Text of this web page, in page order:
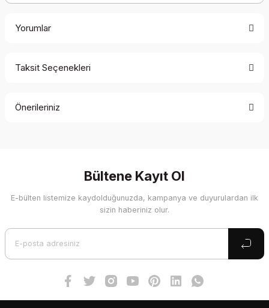
Yorumlar
Taksit Seçenekleri
Önerileriniz
Görüş ve önerileriniz için teşekkür ederiz.
Ürün resmi kalitesiz, bozuk veya görüntülenemiyor.
Bültene Kayıt Ol
E-bülten listemize kaydolduğunuzda, kampanya ve duyurulardan ilk
sizin haberiniz olur.